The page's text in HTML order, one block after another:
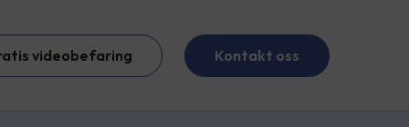
videobefaring Kontakt oss